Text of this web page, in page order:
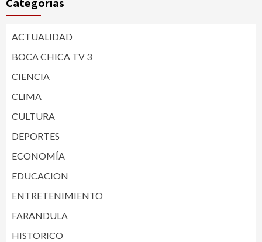
ACTUALIDAD
BOCA CHICA TV 3
CIENCIA
CLIMA
CULTURA
DEPORTES
ECONOMÍA
EDUCACION
ENTRETENIMIENTO
FARANDULA
HISTORICO